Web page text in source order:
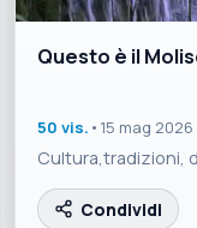
Questo è il
50 vis. • 15 mag 2026
Cultura,tradizioni,
Condividi